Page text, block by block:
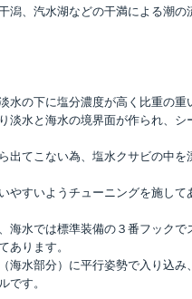
潟、汽水湖などの干満による潮
水の下に塩分濃度が高く比重の
淡水と海水の境界面が作られ、
出てこない為、塩水クサビの中
やすいようチューニングを施し
海水では標準装備の３番フック
あります。
海水部分）に平行姿勢で入り込
です。